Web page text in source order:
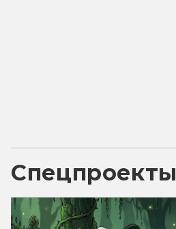
Спецпроекты